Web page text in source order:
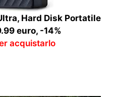
Hard Disk Portatile
euro, -14%
acquistarlo